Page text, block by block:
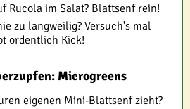
Rucola im Salat? Blattsenf rein!
zu langweilig? Versuch's mal
ordentlich Kick!
Microgreens
eigenen Mini-Blattsenf zieht?